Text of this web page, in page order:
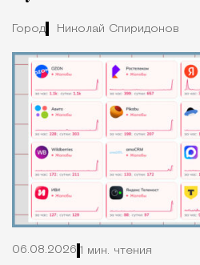
Город Николай Спиридонов
06.08.2026 1 мин. чтения